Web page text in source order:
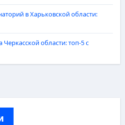
в Харьковской области:
области: топ-5 с